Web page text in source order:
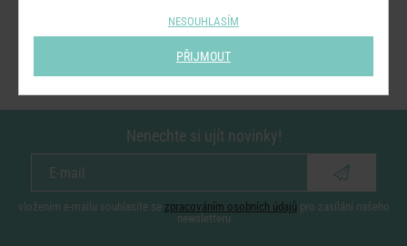
Nenechte si ujít novinky!
vložením e-mailu souhlasíte se zpracováním osobních údajů pro zasílání našeho
newsletteru
NESOUHLASÍM
PŘIJMOUT